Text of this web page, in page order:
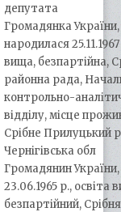
депутата
Громадянка України,
народилася
вища, безпартійна,
районна рада,
контрольно-
відділу, місце
Срібне Прилуцький
Чернігівська обл
Громадянин
23.06.1965 р., освіта
безпартійний,